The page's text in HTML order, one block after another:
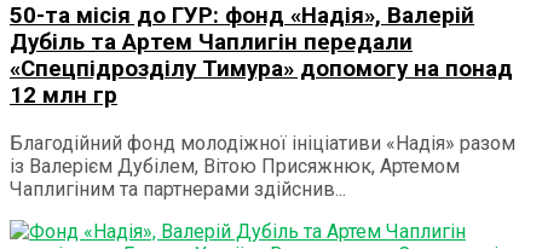
50-та місія до ГУР: фонд «Надія», Валерій
Дубіль та Артем Чаплигін передали
«Спецпідрозділу Тимура» допомогу на понад
12 млн гр
Благодійний фонд молодіжної ініціативи «Надія» разом
із Валерієм Дубілем, Вітою Присяжнюк, Артемом
Чаплигіним та партнерами здійснив...